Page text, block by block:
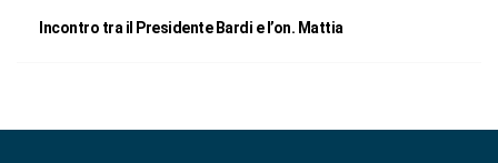
Incontro tra il Presidente Bardi e l’on. Mattia